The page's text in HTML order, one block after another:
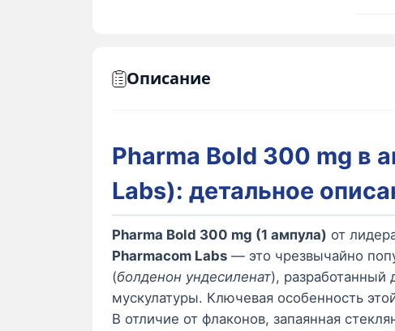
Описание
Pharma Bold 300 mg в
Labs): детальное
Pharma Bold 300 mg (1 ампула) от
Pharmacom Labs — это чрезвычайно
(болденон ундесиленат), разработанный
мускулатуры. Ключевая особенность
В отличие от флаконов, запаянная